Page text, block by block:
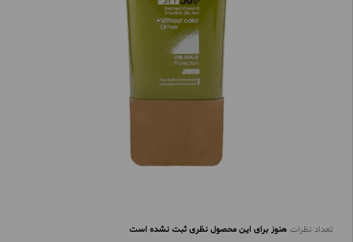
تعداد نظرات هنوز برای این محصول نظری ثبت نشده است